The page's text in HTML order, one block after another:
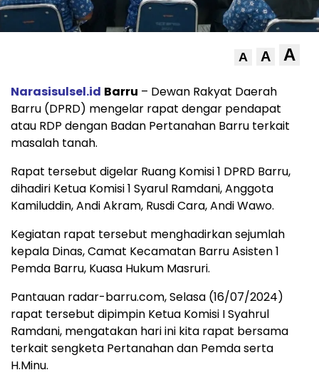
A A A
Narasisulsel.id Barru – Dewan Rakyat Daerah
Barru (DPRD) mengelar rapat dengar pendapat
atau RDP dengan Badan Pertanahan Barru terkait
masalah tanah.
Rapat tersebut digelar Ruang Komisi 1 DPRD Barru,
dihadiri Ketua Komisi 1 Syarul Ramdani, Anggota
Kamiluddin, Andi Akram, Rusdi Cara, Andi Wawo.
Kegiatan rapat tersebut menghadirkan sejumlah
kepala Dinas, Camat Kecamatan Barru Asisten 1
Pemda Barru, Kuasa Hukum Masruri.
Pantauan radar-barru.com, Selasa (16/07/2024)
rapat tersebut dipimpin Ketua Komisi I Syahrul
Ramdani, mengatakan hari ini kita rapat bersama
terkait sengketa Pertanahan dan Pemda serta
H.Minu.